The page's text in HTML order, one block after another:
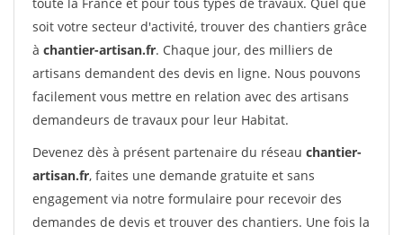
soit votre secteur d'activité, trouver des chantiers grâce
à chantier-artisan.fr. Chaque jour, des milliers de
artisans demandent des devis en ligne. Nous pouvons
facilement vous mettre en relation avec des artisans
demandeurs de travaux pour leur Habitat.
Devenez dès à présent partenaire du réseau chantier-
artisan.fr, faites une demande gratuite et sans
engagement via notre formulaire pour recevoir des
demandes de devis et trouver des chantiers. Une fois la